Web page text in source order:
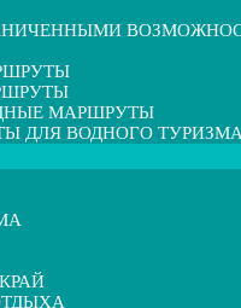
МАРШРУТЫ
ДЛЯ ВОДНОГО ТУРИЗМА